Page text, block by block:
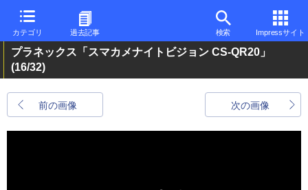
カテゴリ 過去記事 検索 Impressサイト
プラネックス「スマカメナイトビジョン CS-QR20」
(16/32)
前の画像 次の画像